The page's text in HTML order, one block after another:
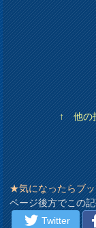
↑ 他の
★気になったらブ
ページ後方でこの
Twitter